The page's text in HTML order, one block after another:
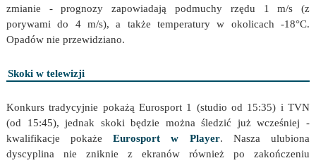
zmianie - prognozy zapowiadają podmuchy rzędu 1 m/s (z
porywami do 4 m/s), a także temperatury w okolicach -18°C.
Opadów nie przewidziano.
Skoki w telewizji
Konkurs tradycyjnie pokażą Eurosport 1 (studio od 15:35) i TVN
(od 15:45), jednak skoki będzie można śledzić już wcześniej -
kwalifikacje pokażeEurosport w Player. Nasza ulubiona
dyscyplina nie zniknie z ekranów również po zakończeniu